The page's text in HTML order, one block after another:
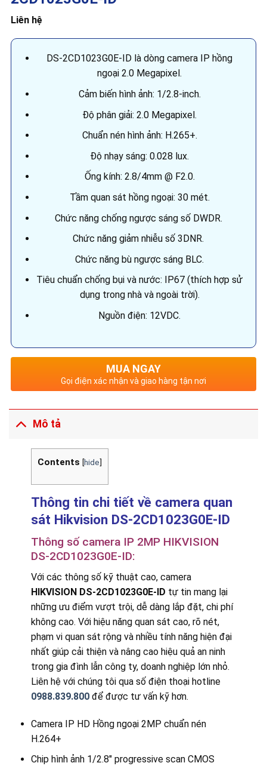
Liên hệ
DS-2CD1023G0E-ID là dòng camera IP hồng
ngoại 2.0 Megapixel.
Cảm biến hình ảnh: 1/2.8-inch.
Độ phân giải: 2.0 Megapixel.
Chuẩn nén hình ảnh: H.265+.
Độ nhạy sáng: 0.028 lux.
Ống kính: 2.8/4mm @ F2.0.
Tầm quan sát hồng ngoại: 30 mét.
Chức năng chống ngược sáng số DWDR.
Chức năng giảm nhiễu số 3DNR.
Chức năng bù ngược sáng BLC.
Tiêu chuẩn chống bụi và nước: IP67 (thích hợp sử
dụng trong nhà và ngoài trời).
Nguồn điện: 12VDC.
MUA NGAY
Gọi điện xác nhận và giao hàng tận nơi
Mô tả
Contents [hide]
Thông tin chi tiết về camera quan
sát Hikvision DS-2CD1023G0E-ID
Thông số camera IP 2MP HIKVISION
DS-2CD1023G0E-ID:
Với các thông số kỹ thuật cao, camera
HIKVISION DS-2CD1023G0E-ID tự tin mang lại
những ưu điểm vượt trội, dễ dàng lắp đặt, chi phí
không cao. Với hiệu năng quan sát cao, rõ nét,
phạm vi quan sát rộng và nhiều tính năng hiện đại
nhất giúp cải thiện và nâng cao hiệu quả an ninh
trong gia đình lẫn công ty, doanh nghiệp lớn nhỏ.
Liên hệ với chúng tôi qua số điện thoại hotline
0988.839.800để được tư vấn kỹ hơn.
Camera IP HD Hồng ngoại 2MP chuẩn nén
H.264+
Chip hình ảnh 1/2.8″ progressive scan CMOS